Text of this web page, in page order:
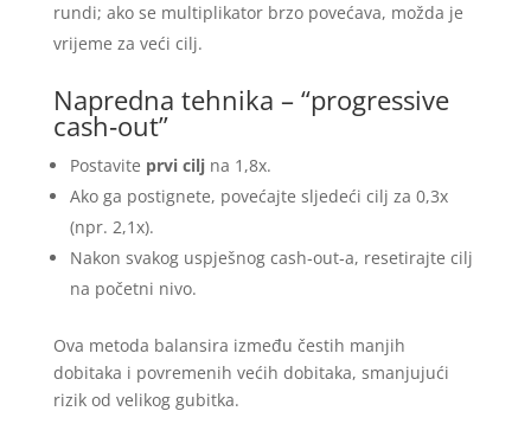
rundi; ako se multiplikator brzo povećava, možda je
vrijeme za veći cilj.
Napredna tehnika – “progressive
cash‑out”
Postavite prvi ciljna 1,8x.
Ako ga postignete, povećajte sljedeći cilj za 0,3x
(npr. 2,1x).
Nakon svakog uspješnog cash‑out‑a, resetirajte cilj
na početni nivo.
Ova metoda balansira između čestih manjih
dobitaka i povremenih većih dobitaka, smanjujući
rizik od velikog gubitka.